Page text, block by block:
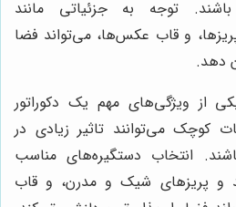
توجه به جزئیاتی مانند
و قاب عکس‌ها، می‌تواند فضا
دهد.
از ویژگی‌های مهم یک دکوراتور
کوچک می‌توانند تاثیر زیادی در
انتخاب دستگیره‌های مناسب
و پریزهای شیک و مدرن، و قاب